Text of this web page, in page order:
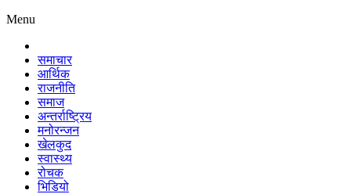
Menu
समाचार
आर्थिक
राजनीति
समाज
अन्तर्राष्ट्रिय
मनोरन्जन
खेलकुद
स्वास्थ्य
रोचक
भिडियो